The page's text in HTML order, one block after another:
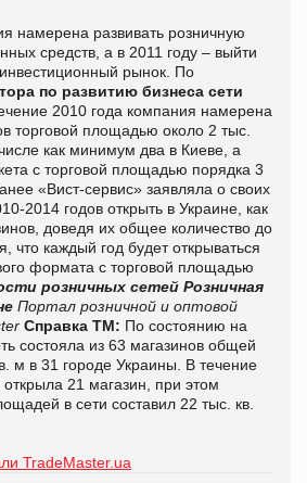
намерена развивать розничную
средств, а в 2011 году – выйти
рынок. По
по развитию бизнеса сети
2010 года компания намерена
торговой площадью около 2 тыс.
как минимум два в Киеве, а
с торговой площадью порядка 3
«Вист-сервис» заявляла о своих
2014 годов открыть в Украине, как
доведя их общее количество до
что каждый год будет открываться
формата с торговой площадью
розничных сетей Розничная
Портал розничной и оптовой
Справка ТМ: По состоянию на
состояла из 63 магазинов общей
м в 31 городе Украины. В течение
21 магазин, при этом
в сети составил 22 тыс. кв.
TradeMaster.ua